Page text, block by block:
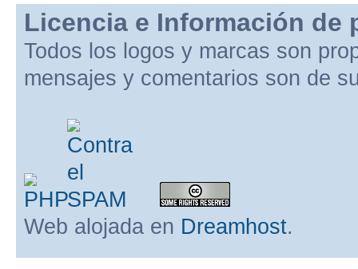
Licencia e Información de
Todos los logos y marcas son
mensajes y comentarios son de
Web alojada en Dreamhost.